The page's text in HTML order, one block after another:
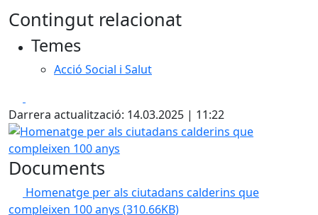
Contingut relacionat
Temes
Acció Social i Salut
Darrera actualització: 14.03.2025 | 11:22
Homenatge per als ciutadans calderins que compleixen
Documents
Homenatge per als ciutadans calderins que
compleixen 100 anys (310.66KB)